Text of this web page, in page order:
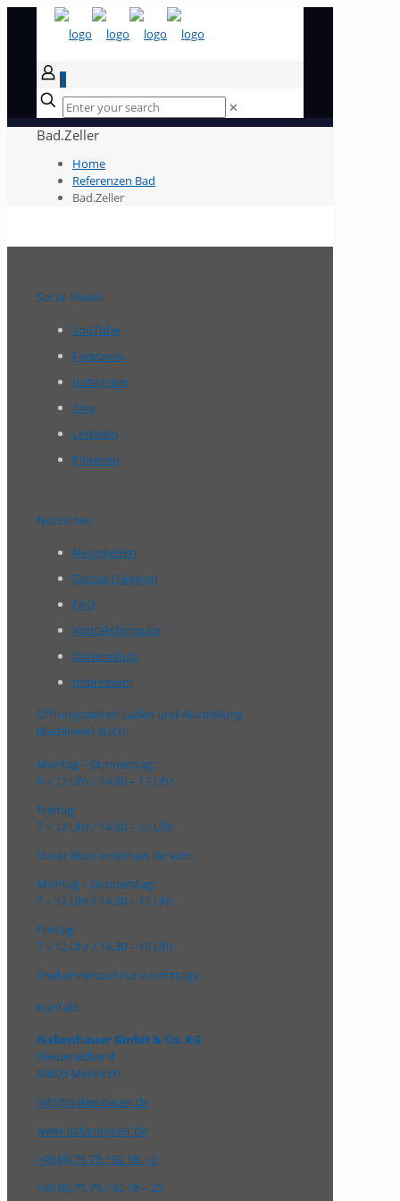
0
✕
Bad.Zeller
Home
Referenzen Bad
Bad.Zeller
Social Media
YouTube
Facebook
Instagram
Xing
Linkedin
Pinterest
Nützliches
Neuigkeiten
Glossar/Lexikon
FAQ
Kontaktformular
Datenschutz
Impressum
Öffnungszeiten Laden und Ausstellung
(Bäderwerkstatt):
Montag – Donnerstag:
9 – 12 Uhr / 14:30 – 17 Uhr
Freitag:
7 – 12 Uhr / 14:30 – 16 Uhr
Unser Büro erreichen Sie von:
Montag – Donnerstag:
7 – 12 Uhr / 14:30 – 17 Uhr
Freitag:
7 – 12 Uhr / 14:30 – 16 Uhr
Thekenverkauf nur vormittags
Kontakt
Nabenhauer GmbH & Co. KG
Weidenäcker 4
88605 Meßkirch
info@nabenhauer.de
www.nabenhauer.de
+49 (0) 75 75 / 92 18 – 0
+49 (0) 75 75 / 92 18 – 25